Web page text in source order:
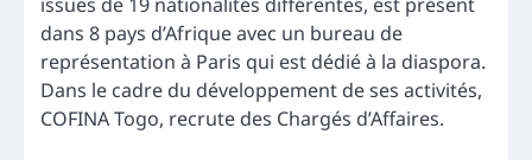
dans 8 pays d’Afrique avec un bureau de
représentation à Paris qui est dédié à la diaspora.
Dans le cadre du développement de ses activités,
COFINA Togo, recrute des Chargés d’Affaires.